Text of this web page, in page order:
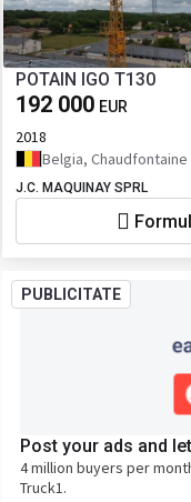
POTAIN IGO T130
192 000 EUR
2018
Belgia, Chaudfontaine
J.C. MAQUINAY SPRL
PUBLICITATE
Post your ads and
4 million buyers per
Truck1.